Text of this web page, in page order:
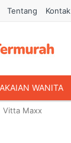
Tentang Kontak
WANITA
Vitta Maxx